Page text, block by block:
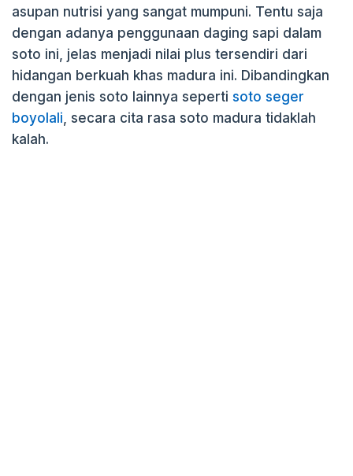
asupan nutrisi yang sangat mumpuni. Tentu saja
dengan adanya penggunaan daging sapi dalam
soto ini, jelas menjadi nilai plus tersendiri dari
hidangan berkuah khas madura ini. Dibandingkan
dengan jenis soto lainnya seperti soto seger
boyolali, secara cita rasa soto madura tidaklah
kalah.